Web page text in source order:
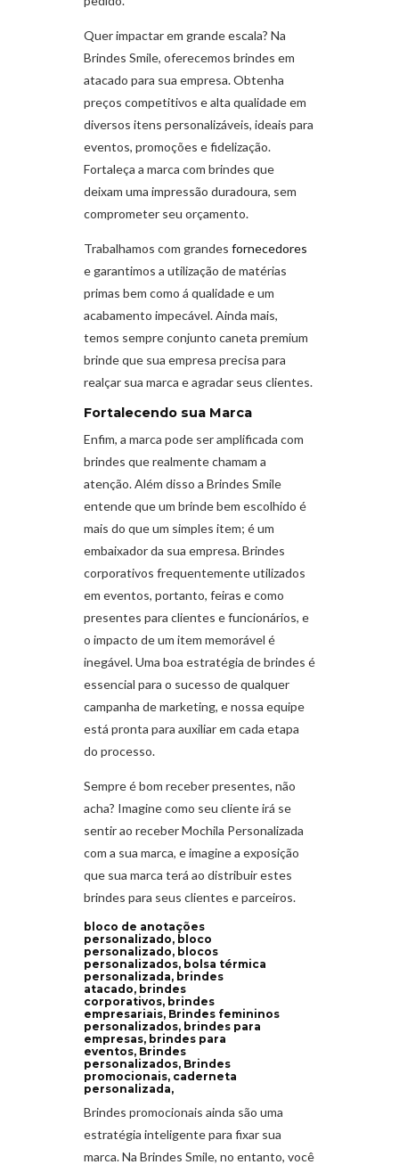
Quer impactar em grande escala? Na
Brindes Smile, oferecemos brindes em
atacado para sua empresa. Obtenha
preços competitivos e alta qualidade em
diversos itens personalizáveis, ideais para
eventos, promoções e fidelização.
Fortaleça a marca com brindes que
deixam uma impressão duradoura, sem
comprometer seu orçamento.
Trabalhamos com grandes fornecedores
e garantimos a utilização de matérias
primas bem como á qualidade e um
acabamento impecável. Ainda mais,
temos sempre conjunto caneta premium
brinde que sua empresa precisa para
realçar sua marca e agradar seus clientes.
Fortalecendo sua Marca
Enfim, a marca pode ser amplificada com
brindes que realmente chamam a
atenção. Além disso a Brindes Smile
entende que um brinde bem escolhido é
mais do que um simples item; é um
embaixador da sua empresa. Brindes
corporativos frequentemente utilizados
em eventos, portanto, feiras e como
presentes para clientes e funcionários, e
o impacto de um item memorável é
inegável. Uma boa estratégia de brindes é
essencial para o sucesso de qualquer
campanha de marketing, e nossa equipe
está pronta para auxiliar em cada etapa
do processo.
Sempre é bom receber presentes, não
acha? Imagine como seu cliente irá se
sentir ao receber Mochila Personalizada
com a sua marca, e imagine a exposição
que sua marca terá ao distribuir estes
brindes para seus clientes e parceiros.
bloco de anotações
personalizado, bloco
personalizado, blocos
personalizados, bolsa térmica
personalizada, brindes
atacado, brindes
corporativos, brindes
empresariais, Brindes femininos
personalizados, brindes para
empresas, brindes para
eventos, Brindes
personalizados, Brindes
promocionais, caderneta
personalizada,
Brindes promocionais ainda são uma
estratégia inteligente para fixar sua
marca. Na Brindes Smile, no entanto, você